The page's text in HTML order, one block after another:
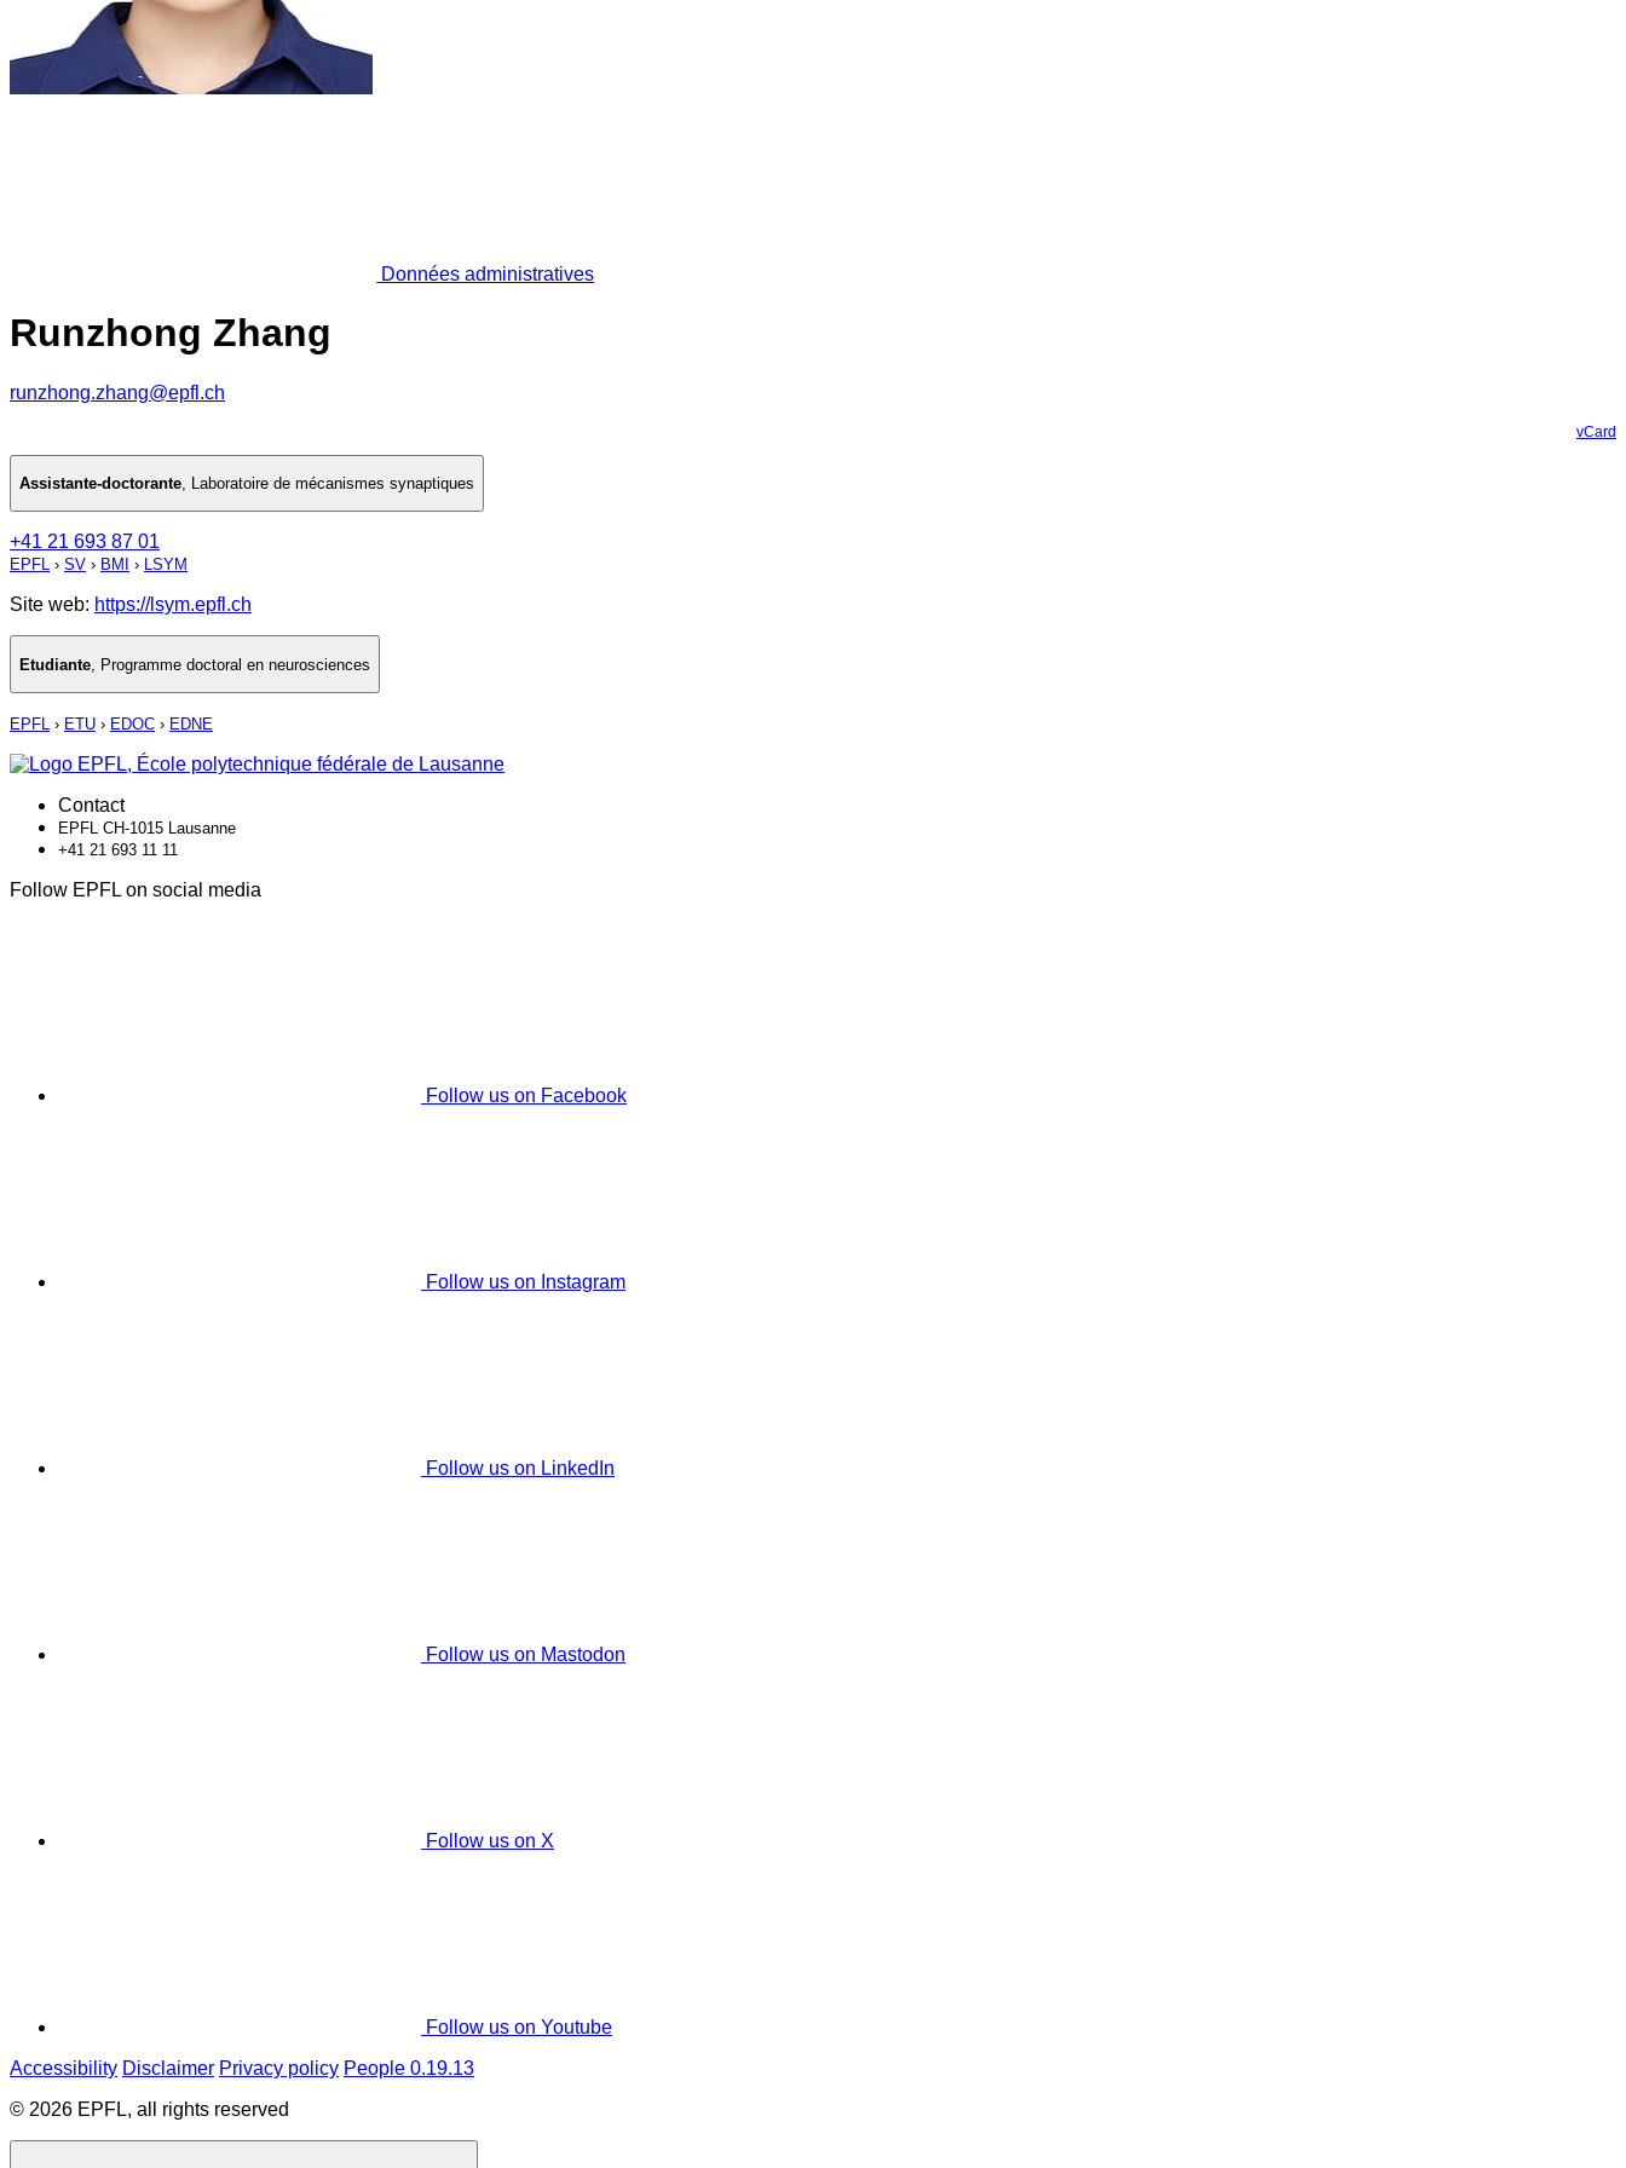
Données administratives
Runzhong Zhang
runzhong.zhang@epfl.ch
vCard
Assistante-doctorante, Laboratoire de mécanismes synaptiques
+41 21 693 87 01
EPFL › SV › BMI › LSYM
Site web: https://lsym.epfl.ch
Etudiante Programme doctoral en neurosciences
EPFL › ETU › EDOC › EDNE
Contact
EPFL CH-1015 Lausanne
+41 21 693 11 11
Follow EPFL on social media
Follow us on Facebook
Follow us on Instagram
Follow us on LinkedIn
Follow us on Mastodon
Follow us on X
Follow us on Youtube
Accessibility Disclaimer Privacy policy People 0.19.13
© 2026 EPFL, all rights reserved